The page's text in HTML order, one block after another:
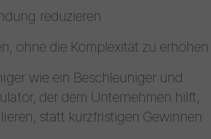
reduzieren
ohne die Komplexität zu erhöhen
wie ein Beschleuniger und
der dem Unternehmen hilft,
statt kurzfristigen Gewinnen